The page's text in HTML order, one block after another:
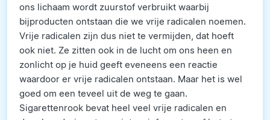
ons lichaam wordt zuurstof verbruikt waarbij
bijproducten ontstaan die we vrije radicalen noemen.
Vrije radicalen zijn dus niet te vermijden, dat hoeft
ook niet. Ze zitten ook in de lucht om ons heen en
zonlicht op je huid geeft eveneens een reactie
waardoor er vrije radicalen ontstaan. Maar het is wel
goed om een teveel uit de weg te gaan.
Sigarettenrook bevat heel veel vrije radicalen en